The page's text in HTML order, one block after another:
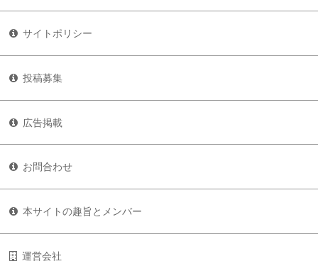
サイトポリシー
投稿募集
広告掲載
お問合わせ
本サイトの趣旨とメンバー
運営会社